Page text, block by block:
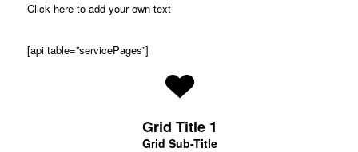
Click here to add your own text
[api table=”servicePages”]
Grid Title 1
Grid Sub-Title